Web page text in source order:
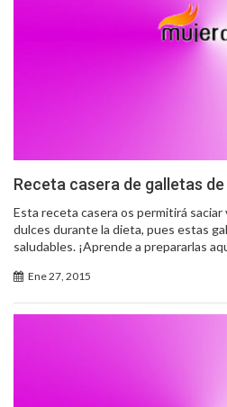
Receta casera de galletas
Esta receta casera os permitirá
dulces durante la dieta, pues estas
saludables. ¡Aprende a prepararlas
Ene 27, 2015